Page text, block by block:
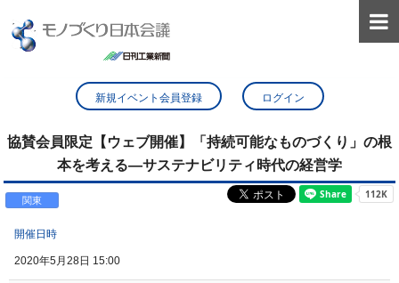

新規イベント会員登録 ログイン
協賛会員限定【ウェブ開催】「持続可能なものづくり」の根
本を考える―サステナビリティ時代の経営学
関東
開催日時
2020年5月28日 15:00